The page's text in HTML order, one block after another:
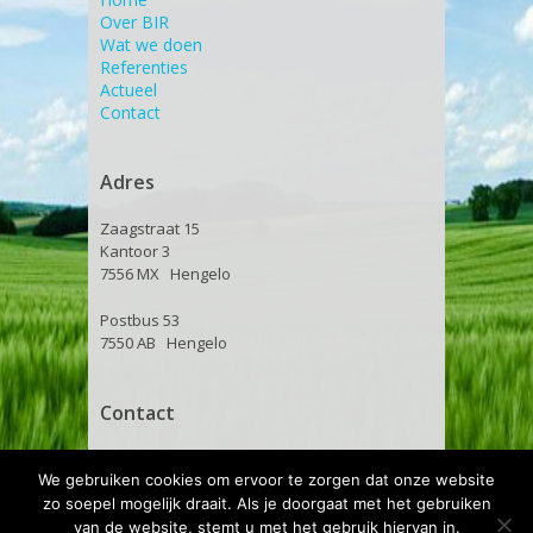
Over BIR
Wat we doen
Referenties
Actueel
Contact
Adres
Zaagstraat 15
Kantoor 3
7556 MX Hengelo
Postbus 53
7550 AB Hengelo
Contact
Mail ons
Route
We gebruiken cookies om ervoor te zorgen dat onze website
zo soepel mogelijk draait. Als je doorgaat met het gebruiken
van de website, stemt u met het gebruik hiervan in.